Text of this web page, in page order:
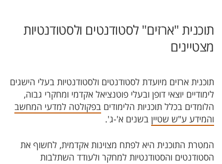
תוכנית "ארזים" לסטודנטים ולסטודנטיות
מצטיינים
תוכנית ארזים מיועדת לסטודנטים ולסטודנטיות בעלי הישגים
לימודיים יוצאי דופן ובעלי פוטנציאל אקדמי ומחקרי גבוה,
הלומדים בכלל תוכניות הלימודים בפקולטה למדעי המחשב
והמידע ע"ש שטיין בשנים א'-ג'.
המטרת התוכנית היא לפתח מצוינות אקדמית, לחשוף את
הסטודנטים והסטודנטיות למחקר ולעודד השתלבות